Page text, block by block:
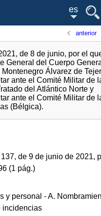
es
anterior
de 8 de junio, por el
General del Cuerpo
Álvarez de
ante el Comité Militar de
del Atlántico Norte y
ante el Comité Militar de
(Bélgica).
137, de 9 de junio de 2021,
(1 pág.)
y personal - A.
incidencias